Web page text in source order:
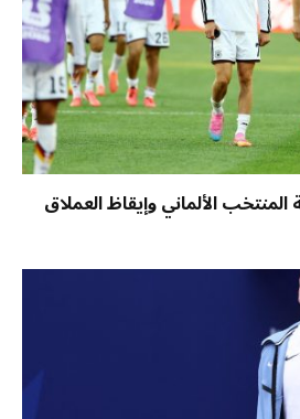
الألماني وإيقاظ العملاق